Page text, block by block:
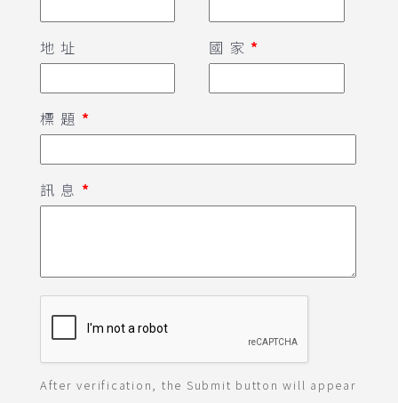
地 址 國 家 *
標 題 *
訊 息 *
After verification, the Submit button will appear